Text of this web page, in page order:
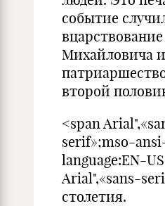
событие
Михайловича
второй
<span
serif»;mso-
language:EN-
Arial",«sans-
столетия.